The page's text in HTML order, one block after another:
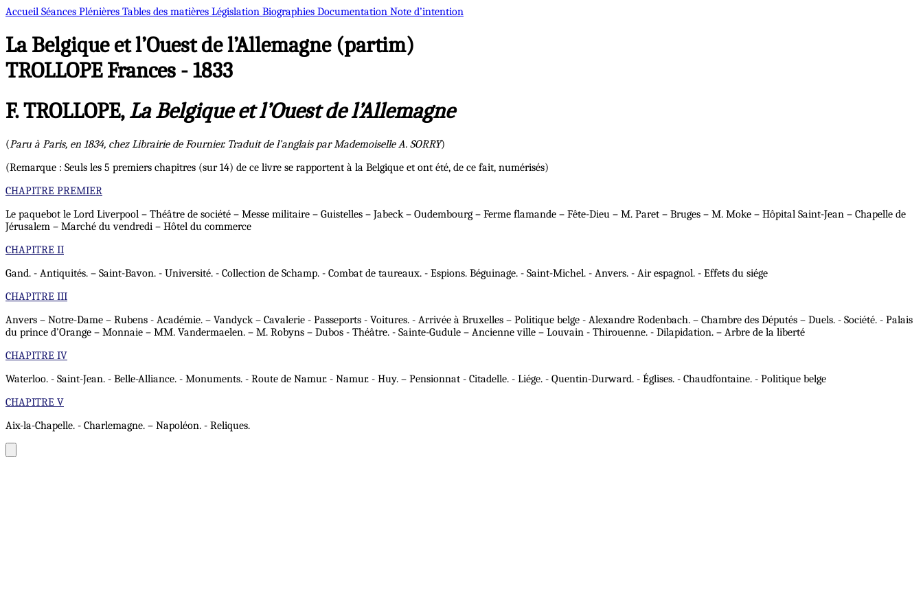
Accueil Séances Plénières Tables des matières Législation Biographies Documentation Note d’intention
La Belgique et l’Ouest de l’Allemagne (partim)
TROLLOPE Frances - 1833
F. TROLLOPE,La Belgique et l’Ouest de l’Allemagne
(Paru à Paris, en 1834, chez Librairie de Fournier. Traduit de l’anglais par Mademoiselle A. SORRY)
(Remarque : Seuls les 5 premiers chapitres (sur 14) de ce livre se rapportent à la Belgique et ont été, de ce fait, numérisés)
CHAPITRE PREMIER
Le paquebot le Lord Liverpool – Théâtre de société – Messe militaire – Guistelles – Jabeck – Oudembourg – Ferme flamande – Fête-Dieu – M. Paret – Bruges – M. Moke – Hôpital Saint-Jean – Chapelle de
Jérusalem – Marché du vendredi – Hôtel du commerce
CHAPITRE II
Gand. - Antiquités. – Saint-Bavon. - Université. - Collection de Schamp. - Combat de taureaux. - Espions. Béguinage. - Saint-Michel. - Anvers. - Air espagnol. - Effets du siége
CHAPITRE III
Anvers – Notre-Dame – Rubens - Académie. – Vandyck – Cavalerie - Passeports - Voitures. - Arrivée à Bruxelles – Politique belge - Alexandre Rodenbach. – Chambre des Députés – Duels. - Société. - Palais
du prince d’Orange – Monnaie – MM. Vandermaelen. – M. Robyns – Dubos - Théâtre. - Sainte-Gudule – Ancienne ville – Louvain - Thirouenne. - Dilapidation. – Arbre de la liberté
CHAPITRE IV
Waterloo. - Saint-Jean. - Belle-Alliance. - Monuments. - Route de Namur. - Namur. - Huy. – Pensionnat - Citadelle. - Liége. - Quentin-Durward. - Églises. - Chaudfontaine. - Politique belge
CHAPITRE V
Aix-la-Chapelle. - Charlemagne. – Napoléon. - Reliques.